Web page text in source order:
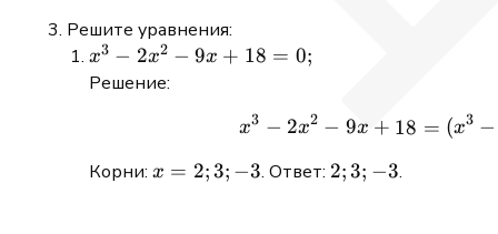
Решите уравнения:
x^3
-
= 0;
x3 − 2x2 − 9x + 18 = 0;
Решение:
x3 − 2x2 − 9x + 18 = (x3 −
Корни: x
x = 2;3; −3. Ответ: 2;
2; 3; −3.